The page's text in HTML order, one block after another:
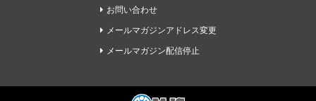
お問い合わせ
メールマガジンアドレス変更
メールマガジン配信停止